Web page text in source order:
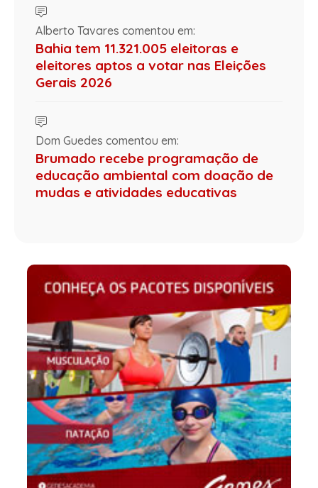
Alberto Tavares comentou em:
Bahia tem 11.321.005 eleitoras e
eleitores aptos a votar nas Eleições
Gerais 2026
Dom Guedes comentou em:
Brumado recebe programação de
educação ambiental com doação de
mudas e atividades educativas